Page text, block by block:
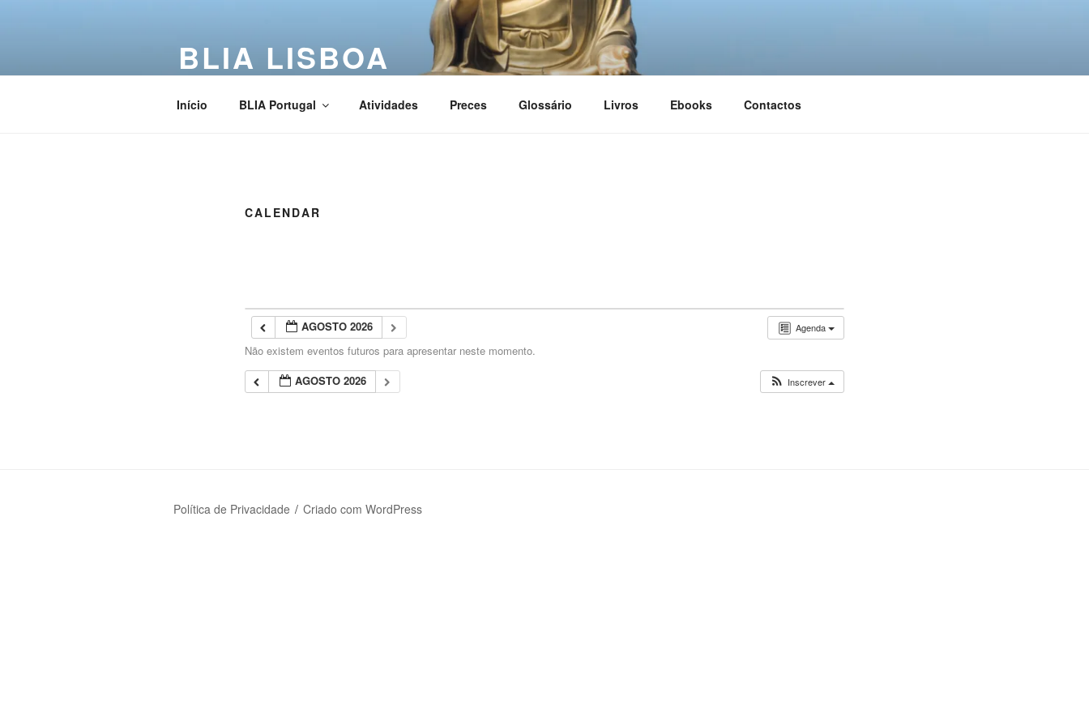
BLIA LISBOA
Início BLIA Portugal Atividades Preces Glossário Livros Ebooks Contactos
CALENDAR
Agenda
AGOSTO 2026
Não existem eventos futuros para apresentar neste momento.
AGOSTO 2026
Inscrever
Política de Privacidade Criado com WordPress